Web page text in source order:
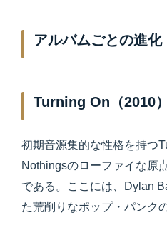
アルバムごとの進化
Turning On（2010）
初期音源集的な性格を持つ
Nothingsのローファイな原
である。ここには、Dylan
た荒削りなポップ・パンク